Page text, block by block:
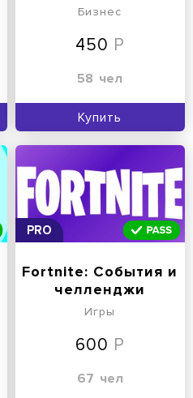
Бизнес
450
58 чел
Купить
PRO
Fortnite: События и
челленджи
Игры
600
67 чел